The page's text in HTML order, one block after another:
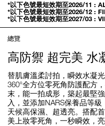
*以下色號最短效期至2026/11 :
*以下色號最短效期至2026/12 :
*以下色號最短效期至2027/03 :
總覽
高防禦 超完美 水
替肌膚溫柔討拍，瞬效水凝
360°全方位零死角防護配方
末，能一拍成形，築起最堅
入，並添加NARS保養品等
天候高保濕、超透亮。搭配
美上妝零死角，一秒瞬效，